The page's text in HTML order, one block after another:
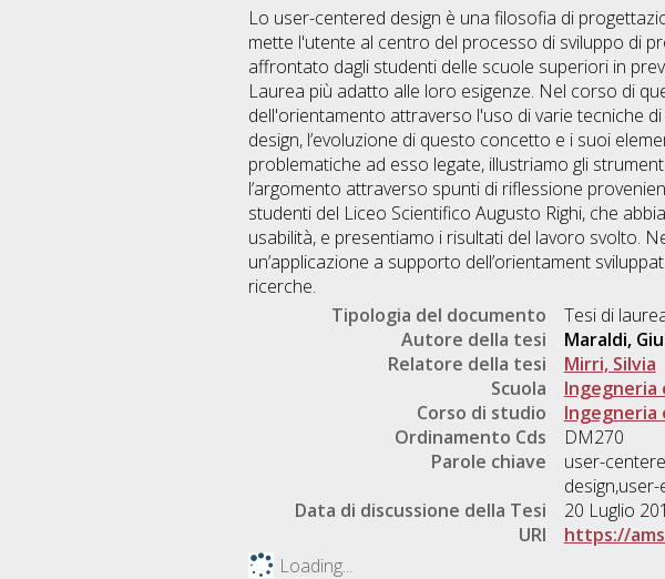
Lo user-centered design è una filosofia di
mette l'utente al centro del processo di sviluppo di
affrontato dagli studenti delle scuole superiori in
Laurea più adatto alle loro esigenze. Nel corso di
dell'orientamento attraverso l'uso di varie tecniche
design, l’evoluzione di questo concetto e i suoi
problematiche ad esso legate, illustriamo gli
l’argomento attraverso spunti di riflessione
studenti del Liceo Scientifico Augusto Righi, che
usabilità, e presentiamo i risultati del lavoro svolto.
un’applicazione a supporto dell’orientament
ricerche.
Tipologia del documento
Tesi di
Autore della tesi
Maraldi,
Relatore della tesi
Mirri, Silvia
Scuola
Corso di studio
Ingegneria
Ordinamento Cds
DM270
Parole chiave
user-
Data di discussione della Tesi
20 Luglio
URI
https://
Loading...